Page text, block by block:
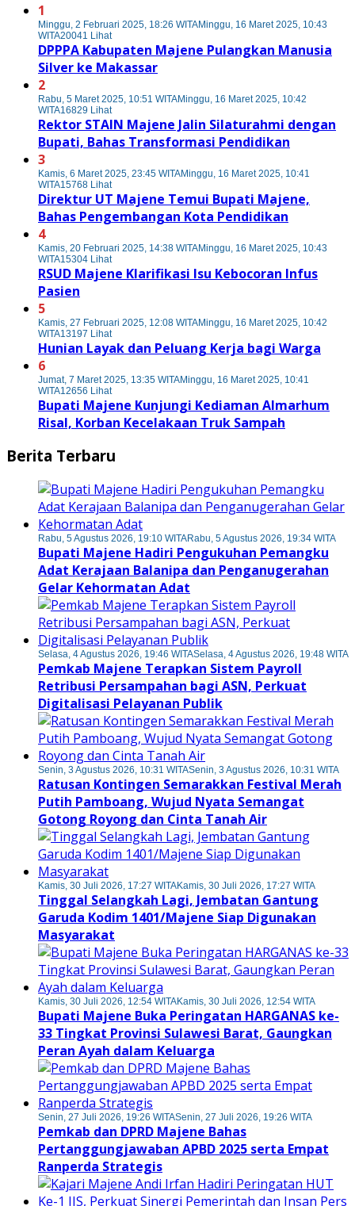
1
Minggu, 2 Februari 2025, 18:26 WITAMinggu, 16 Maret 2025, 10:43
WITA20041 Lihat
DPPPA Kabupaten Majene Pulangkan Manusia
Silver ke Makassar
2
Rabu, 5 Maret 2025, 10:51 WITAMinggu, 16 Maret 2025, 10:42
WITA16829 Lihat
Rektor STAIN Majene Jalin Silaturahmi dengan
Bupati, Bahas Transformasi Pendidikan
3
Kamis, 6 Maret 2025, 23:45 WITAMinggu, 16 Maret 2025, 10:41
WITA15768 Lihat
Direktur UT Majene Temui Bupati Majene,
Bahas Pengembangan Kota Pendidikan
4
Kamis, 20 Februari 2025, 14:38 WITAMinggu, 16 Maret 2025, 10:43
WITA15304 Lihat
RSUD Majene Klarifikasi Isu Kebocoran Infus
Pasien
5
Kamis, 27 Februari 2025, 12:08 WITAMinggu, 16 Maret 2025, 10:42
WITA13197 Lihat
Hunian Layak dan Peluang Kerja bagi Warga
6
Jumat, 7 Maret 2025, 13:35 WITAMinggu, 16 Maret 2025, 10:41
WITA12656 Lihat
Bupati Majene Kunjungi Kediaman Almarhum
Risal, Korban Kecelakaan Truk Sampah
Berita Terbaru
Rabu, 5 Agustus 2026, 19:10 WITARabu, 5 Agustus 2026, 19:34 WITA
Bupati Majene Hadiri Pengukuhan Pemangku
Adat Kerajaan Balanipa dan Penganugerahan
Gelar Kehormatan Adat
Selasa, 4 Agustus 2026, 19:46 WITASelasa, 4 Agustus 2026, 19:48 WITA
Pemkab Majene Terapkan Sistem Payroll
Retribusi Persampahan bagi ASN, Perkuat
Digitalisasi Pelayanan Publik
Senin, 3 Agustus 2026, 10:31 WITASenin, 3 Agustus 2026, 10:31 WITA
Ratusan Kontingen Semarakkan Festival Merah
Putih Pamboang, Wujud Nyata Semangat
Gotong Royong dan Cinta Tanah Air
Kamis, 30 Juli 2026, 17:27 WITAKamis, 30 Juli 2026, 17:27 WITA
Tinggal Selangkah Lagi, Jembatan Gantung
Garuda Kodim 1401/Majene Siap Digunakan
Masyarakat
Kamis, 30 Juli 2026, 12:54 WITAKamis, 30 Juli 2026, 12:54 WITA
Bupati Majene Buka Peringatan HARGANAS ke-
33 Tingkat Provinsi Sulawesi Barat, Gaungkan
Peran Ayah dalam Keluarga
Senin, 27 Juli 2026, 19:26 WITASenin, 27 Juli 2026, 19:26 WITA
Pemkab dan DPRD Majene Bahas
Pertanggungjawaban APBD 2025 serta Empat
Ranperda Strategis